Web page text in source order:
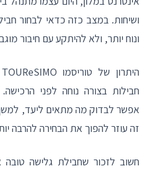
ושיחות. במצב כזה כדאי לבחור
ונוח יותר, ולא להיתקע עם חיבור
חבילות בצורה נוחה לפני
אפשר לבדוק מה מתאים ליעד, למשך
זה עוזר להפוך את הבחירה להרבה
חשוב לזכור שחבילת גלישה